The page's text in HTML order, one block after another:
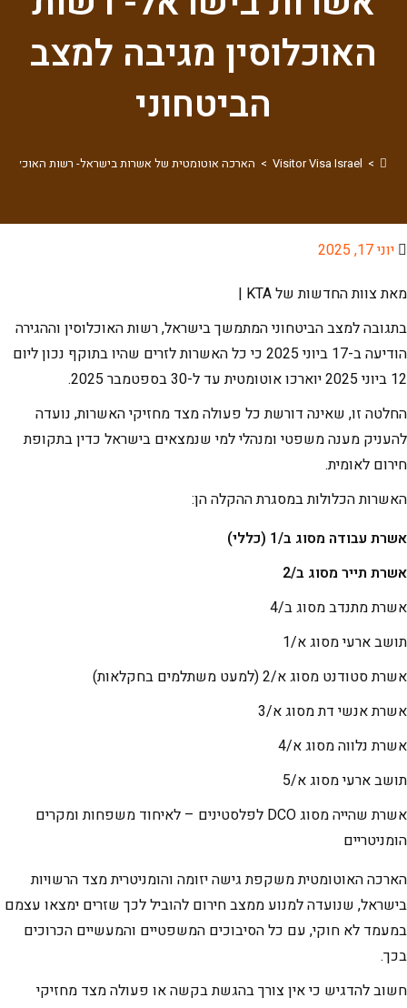
האוכלוסין מגיבה למצב
הביטחוני
>
Visitor Visa Israel
> הארכה אוטומטית של אשרות בישראל- רשות
יוני 17, 2025
מאת צוות החדשות של KTA |
בתגובה למצב הביטחוני המתמשך בישראל, רשות האוכלוסין וההגירה
הודיעה ב-17 ביוני 2025 כי כל האשרות לזרים שהיו בתוקף נכון ליום
12 ביוני 2025 יוארכו אוטומטית עד ל-30 בספטמבר 2025.
החלטה זו, שאינה דורשת כל פעולה מצד מחזיקי האשרות, נועדה
להעניק מענה משפטי ומנהלי למי שנמצאים בישראל כדין בתקופת
חירום לאומית.
האשרות הכלולות במסגרת ההקלה הן:
אשרת עבודה מסוג ב/1 (כללי)
אשרת תייר מסוג ב/2
אשרת מתנדב מסוג ב/4
תושב ארעי מסוג א/1
אשרת סטודנט מסוג א/2 (למעט משתלמים בחקלאות)
אשרת אנשי דת מסוג א/3
אשרת נלווה מסוג א/4
תושב ארעי מסוג א/5
אשרת שהייה מסוג DCO לפלסטינים – לאיחוד משפחות ומקרים
הומניטריים
הארכה האוטומטית משקפת גישה יזומה והומניטרית מצד הרשויות
בישראל, שנועדה למנוע ממצב חירום להוביל לכך שזרים ימצאו עצמם
במעמד לא חוקי, עם כל הסיבוכים המשפטיים והמעשיים הכרוכים
בכך.
חשוב להדגיש כי אין צורך בהגשת בקשה או פעולה מצד מחזיקי